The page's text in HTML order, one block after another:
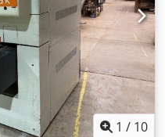
1 / 10